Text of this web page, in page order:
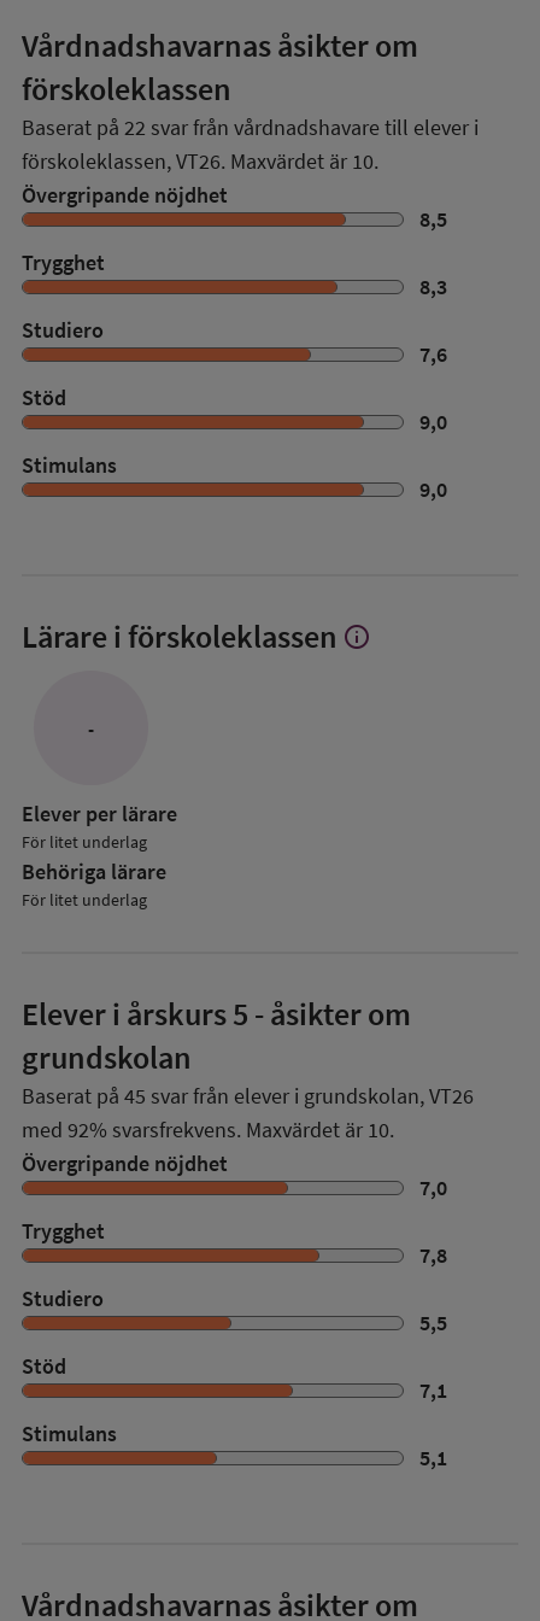
Vårdnadshavarnas åsikter om
förskoleklassen
Baserat på 22 svar från vårdnadshavare till elever i
förskoleklassen,VT26. Maxvärdet är 10.
Övergripande nöjdhet
8,5
Trygghet
8,3
Studiero
7,6
Stöd
9,0
Stimulans
9,0
Lärare i förskoleklassen Visa
info
-
Elever per lärare
För litet underlag
Behöriga lärare
För litet underlag
Elever i årskurs 5 - åsikter om
grundskolan
Baserat på 45 svar från elever i grundskolan,VT26
med 92% svarsfrekvens. Maxvärdet är 10.
Övergripande nöjdhet
7,0
Trygghet
7,8
Studiero
5,5
Stöd
7,1
Stimulans
5,1
Vårdnadshavarnas åsikter om